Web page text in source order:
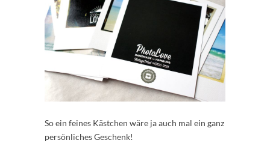
So ein feines Kästchen wäre ja auch mal ein ganz
persönliches Geschenk!